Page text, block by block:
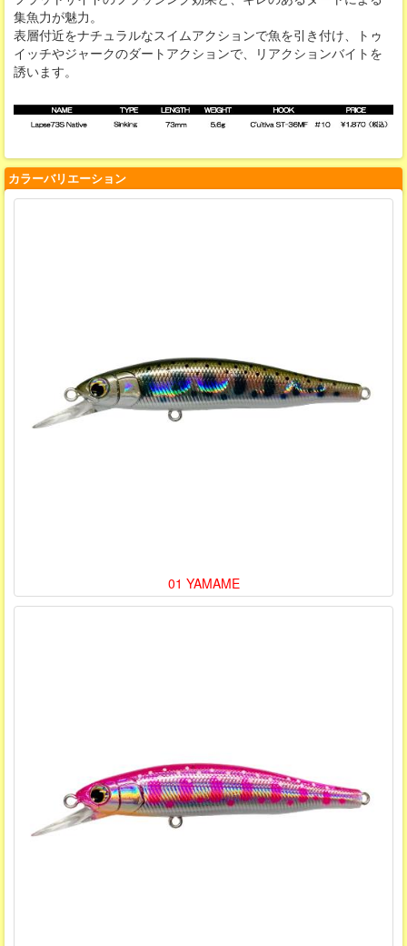
集魚力が魅力。
表層付近をナチュラルなスイムアクションで魚を引き付け、トゥ
イッチやジャークのダートアクションで、リアクションバイトを
誘います。
カラーバリエーション
01 YAMAME